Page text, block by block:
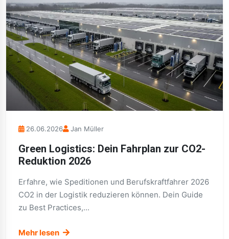
26.06.2026 Jan Müller
Green Logistics: Dein Fahrplan zur CO2-
Reduktion 2026
Erfahre, wie Speditionen und Berufskraftfahrer 2026
CO2 in der Logistik reduzieren können. Dein Guide
zu Best Practices,...
Mehr lesen